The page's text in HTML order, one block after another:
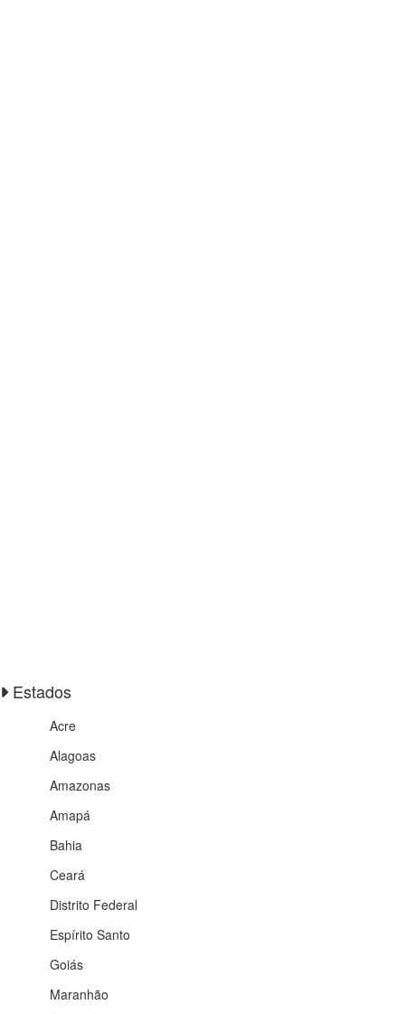
Estados
Acre
Alagoas
Amazonas
Amapá
Bahia
Ceará
Distrito Federal
Espírito Santo
Goiás
Maranhão